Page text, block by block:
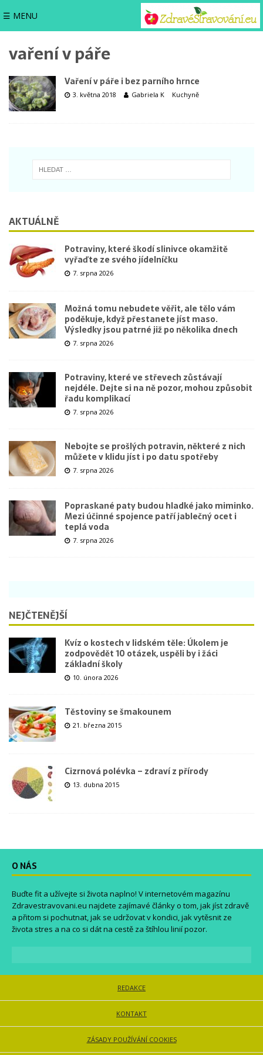
☰ MENU
vaření v páře
Vaření v páře i bez parního hrnce
3. května 2018 Gabriela K Kuchyně
AKTUÁLNĚ
Potraviny, které škodí slinivce okamžitě
vyřaďte ze svého jídelníčku
7. srpna 2026
Možná tomu nebudete věřit, ale tělo vám
poděkuje, když přestanete jíst maso.
Výsledky jsou patrné již po několika dnech
7. srpna 2026
Potraviny, které ve střevech zůstávají
nejdéle. Dejte si na ně pozor, mohou způsobit
řadu komplikací
7. srpna 2026
Nebojte se prošlých potravin, některé z nich
můžete v klidu jíst i po datu spotřeby
7. srpna 2026
Popraskané paty budou hladké jako miminko.
Mezi účinné spojence patří jablečný ocet i
teplá voda
7. srpna 2026
NEJČTENĚJŠÍ
Kvíz o kostech v lidském těle: Úkolem je
zodpovědět 10 otázek, uspěli by i žáci
základní školy
10. února 2026
Těstoviny se šmakounem
21. března 2015
Cizrnová polévka – zdraví z přírody
13. dubna 2015
O NÁS
Buďte fit a užívejte si života naplno! V internetovém magazínu
Zdravestravovani.eu najdete zajímavé články o tom, jak jíst zdravě
a přitom si pochutnat, jak se udržovat v kondici, jak vytěsnit ze
života stres a na co si dát na cestě za štíhlou linií pozor.
REDAKCE
KONTAKT
ZÁSADY POUŽÍVÁNÍ COOKIES